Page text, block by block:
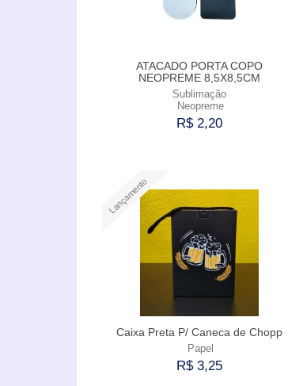
ATACADO PORTA COPO
NEOPREME 8,5X8,5CM
Sublimação
Neopreme
R$ 2,20
Lançamento
Caixa Preta P/ Caneca de Chopp
Papel
R$ 3,25